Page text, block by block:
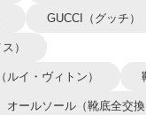
GUCCI（グッチ）
）
ルイ・ヴィトン）
オールソール（靴底全交換